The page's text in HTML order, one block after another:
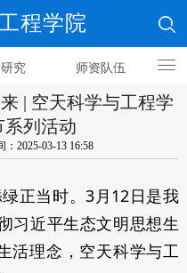
程学院
究 师资队伍
| 空天科学与工程学
系列活动
2025-03-13 16:58